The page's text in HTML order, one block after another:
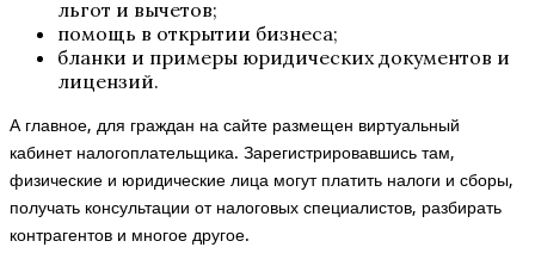
льгот и вычетов;
помощь в открытии бизнеса;
бланки и примеры юридических документов и
лицензий.
А главное, для граждан на сайте размещен виртуальный
кабинет налогоплательщика. Зарегистрировавшись там,
физические и юридические лица могут платить налоги и сборы,
получать консультации от налоговых специалистов, разбирать
контрагентов и многое другое.